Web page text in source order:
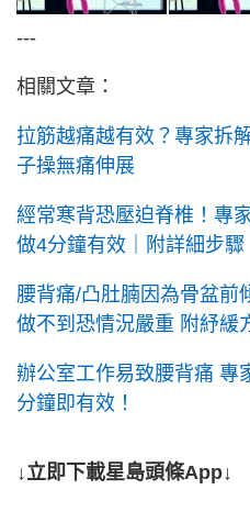
---
相關文章：
拉筋越痛越有效？專家拆
子操無痛伸展
經常寒背恐壓迫脊椎！專
做4分鐘有效｜附詳細步驟
腰背痛/凸肚腩因為骨盆前
做不到恐情況嚴重 附紓緩
辦公室工作易致腰背痛 專
分鐘即有效！
↓立即下載星島頭條App↓